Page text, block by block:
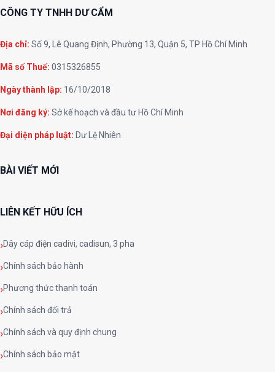
CÔNG TY TNHH DƯ CẨM
Địa chỉ: Số 9, Lê Quang Định, Phường 13, Quận 5, TP Hồ Chí Minh
Mã số Thuế: 0315326855
Ngày thành lập: 16/10/2018
Nơi đăng ký: Sở kế hoạch và đầu tư Hồ Chí Minh
Đại diện pháp luật: Dư Lệ Nhiên
BÀI VIẾT MỚI
LIÊN KẾT HỮU ÍCH
Dây cáp điện cadivi, cadisun, 3 pha
Chính sách bảo hành
Phương thức thanh toán
Chính sách đổi trả
Chính sách và quy định chung
Chính sách bảo mật